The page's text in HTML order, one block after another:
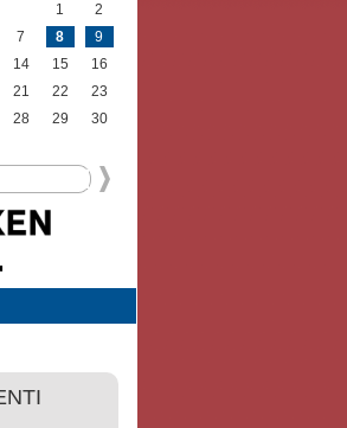
1
2
7 8
9
14 15
16
21 22
23
28 29
30